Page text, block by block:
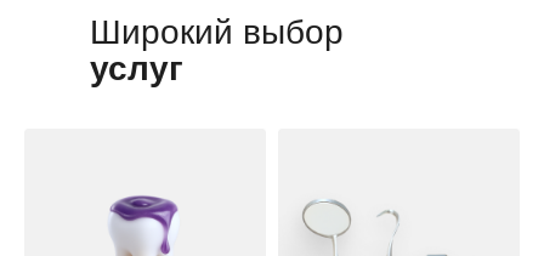
Широкий выбор
услуг